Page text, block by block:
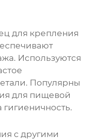
для крепления
Используются
Популярны
для пищевой
с другими